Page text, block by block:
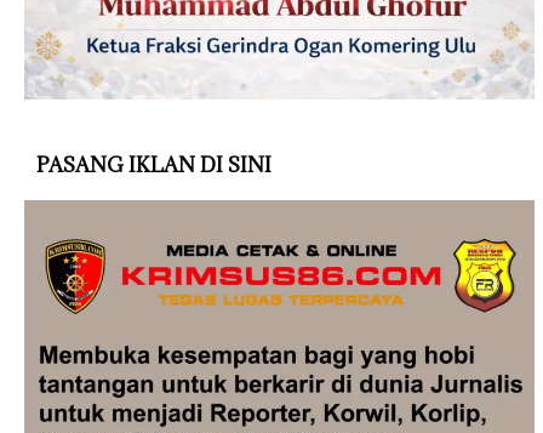
PASANG IKLAN DI SINI